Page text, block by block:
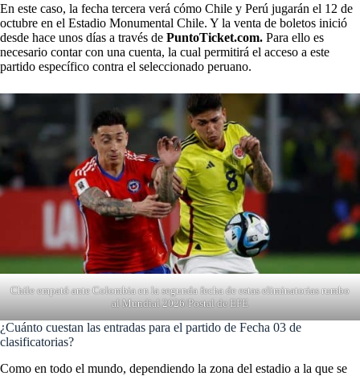
En este caso, la fecha tercera verá cómo Chile y Perú jugarán el 12 de
octubre en el Estadio Monumental Chile. Y la venta de boletos inició
desde hace unos días a través de PuntoTicket.com. Para ello es
necesario contar con una cuenta, la cual permitirá el acceso a este
partido específico contra el seleccionado peruano.
Chile empató ante Colombia en la segunda fecha de estas eliminatorias rumbo
al Mundial 2026/Postal de EFE
¿Cuánto cuestan las entradas para el partido de Fecha 03 de
clasificatorias?
Como en todo el mundo, dependiendo la zona del estadio a la que se